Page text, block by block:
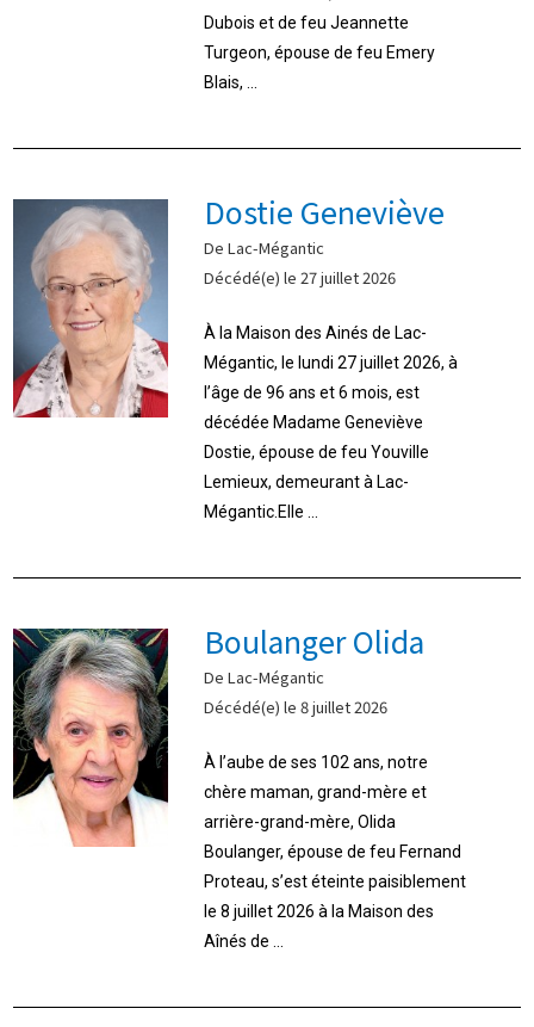
Dubois et de feu Jeannette
Turgeon, épouse de feu Emery
Blais, ...
Dostie Geneviève
De Lac-Mégantic
Décédé(e) le 27 juillet 2026
À la Maison des Ainés de Lac-
Mégantic, le lundi 27 juillet 2026, à
l’âge de 96 ans et 6 mois, est
décédée Madame Geneviève
Dostie, épouse de feu Youville
Lemieux, demeurant à Lac-
Mégantic.Elle ...
Boulanger Olida
De Lac-Mégantic
Décédé(e) le 8 juillet 2026
À l’aube de ses 102 ans, notre
chère maman, grand-mère et
arrière-grand-mère, Olida
Boulanger, épouse de feu Fernand
Proteau, s’est éteinte paisiblement
le 8 juillet 2026 à la Maison des
Aînés de ...